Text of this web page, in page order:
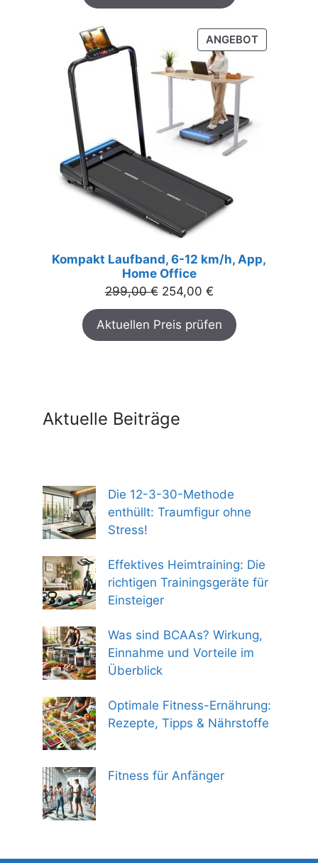
ANGEBOTPRODUKT
IM
Kompakt Laufband, 6-12 km/h, App,
Home Office
299,00€ Ursprünglicher
Preis
war:
299,00 €
254,00 €Aktueller
Preis
ist:
254,00 €.
Aktuellen Preis prüfen
Aktuelle Beiträge
Die 12-3-30-Methode
enthüllt: Traumfigur ohne
Stress!
Effektives Heimtraining: Die
richtigen Trainingsgeräte für
Einsteiger
Was sind BCAAs? Wirkung,
Einnahme und Vorteile im
Überblick
Optimale Fitness-Ernährung:
Rezepte, Tipps & Nährstoffe
Fitness für Anfänger